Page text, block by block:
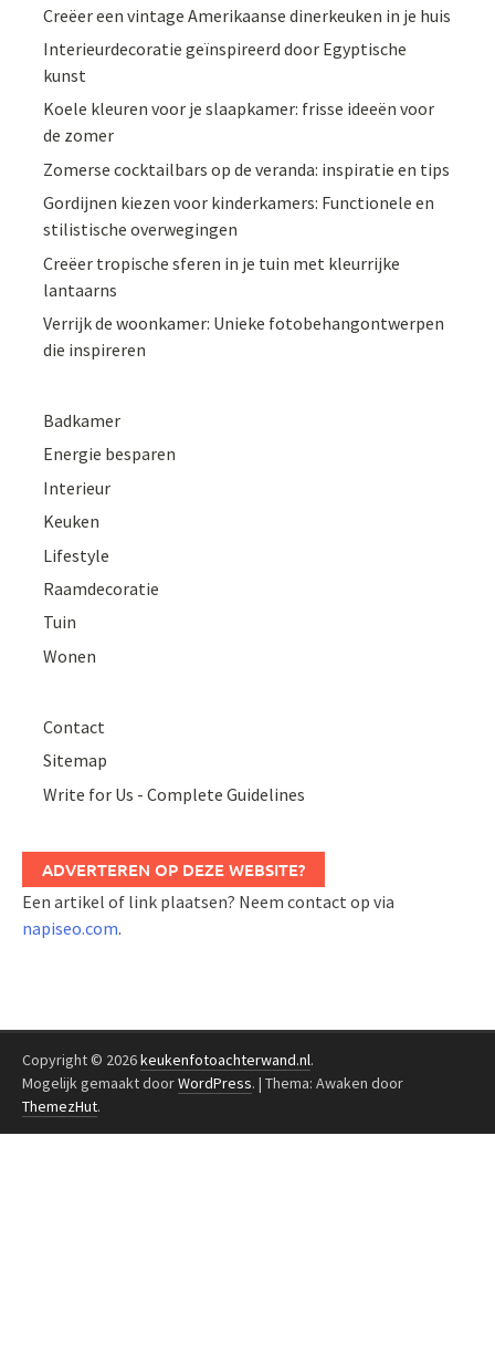
Creëer een vintage Amerikaanse dinerkeuken in je huis
Interieurdecoratie geïnspireerd door Egyptische
kunst
Koele kleuren voor je slaapkamer: frisse ideeën voor
de zomer
Zomerse cocktailbars op de veranda: inspiratie en tips
Gordijnen kiezen voor kinderkamers: Functionele en
stilistische overwegingen
Creëer tropische sferen in je tuin met kleurrijke
lantaarns
Verrijk de woonkamer: Unieke fotobehangontwerpen
die inspireren
Badkamer
Energie besparen
Interieur
Keuken
Lifestyle
Raamdecoratie
Tuin
Wonen
Contact
Sitemap
Write for Us - Complete Guidelines
ADVERTEREN OP DEZE WEBSITE?
Een artikel of link plaatsen? Neem contact op via
napiseo.com.
Copyright © 2026keukenfotoachterwand.nl.
Mogelijk gemaakt doorWordPress. | Thema: Awaken door
ThemezHut.